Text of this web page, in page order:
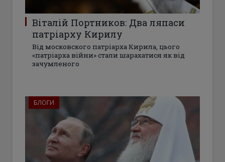
Віталій Портников: Два ляпаси
патріарху Кирилу
Від московского патріарха Кирила, цього
«патріарха війни» стали шарахатися як від
зачумленого
БЛОГИ